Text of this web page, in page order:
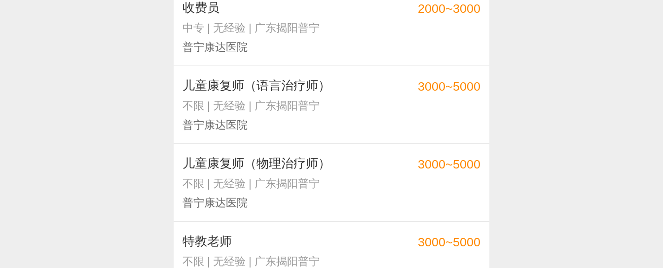
收费员
中专 | 无经验 | 广东揭阳普宁
普宁康达医院
2000~3000
儿童康复师（语言治疗师）
不限 | 无经验 | 广东揭阳普宁
普宁康达医院
3000~5000
儿童康复师（物理治疗师）
不限 | 无经验 | 广东揭阳普宁
普宁康达医院
3000~5000
特教老师
不限 | 无经验 | 广东揭阳普宁
3000~5000